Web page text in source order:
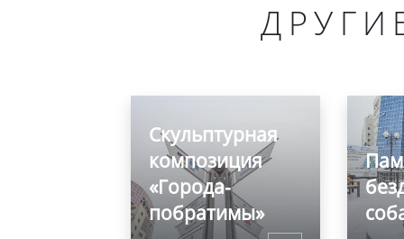
Скульптурная
композиция
«Города-
побратимы»